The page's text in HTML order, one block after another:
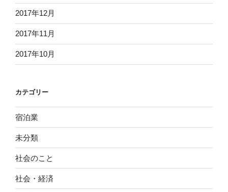
2017年12月
2017年11月
2017年10月
カテゴリー
宿泊業
未分類
社会のこと
社会・経済